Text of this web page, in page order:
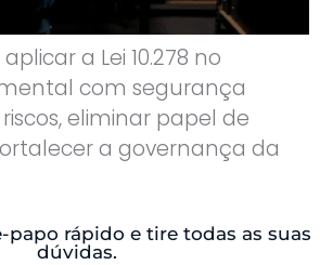
a Lei 10.278 no
com segurança
eliminar papel de
a governança da
rápido e tire todas as suas
dúvidas.